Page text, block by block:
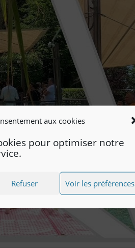
aux cookies
pour optimiser notre
Refuser Voir les préférences